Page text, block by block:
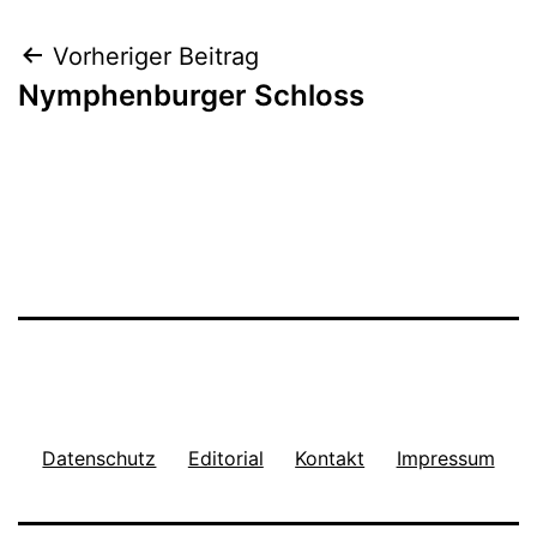
Beitragsnavigation
Vorheriger Beitrag
Nymphenburger Schloss
Datenschutz Editorial Kontakt Impressum